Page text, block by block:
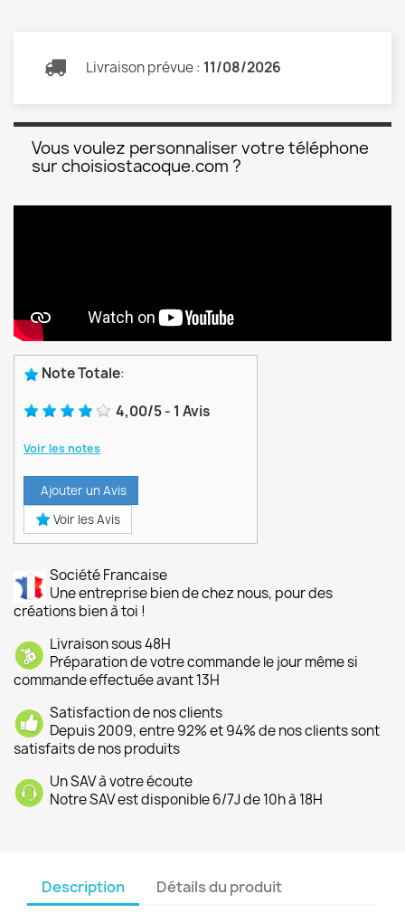
Livraison prévue : 11/08/2026
Vous voulez personnaliser votre téléphone
sur choisiostacoque.com ?
Note Totale:
4,00/5- 1 Avis
Voir les notes
Ajouter un Avis
Voir les Avis
Société Francaise
Une entreprise bien de chez nous, pour des
créations bien à toi !
Livraison sous 48H
Préparation de votre commande le jour même si
commande effectuée avant 13H
Satisfaction de nos clients
Depuis 2009, entre 92% et 94% de nos clients sont
satisfaits de nos produits
Un SAV à votre écoute
Notre SAV est disponible 6/7J de 10h à 18H
Description Détails du produit